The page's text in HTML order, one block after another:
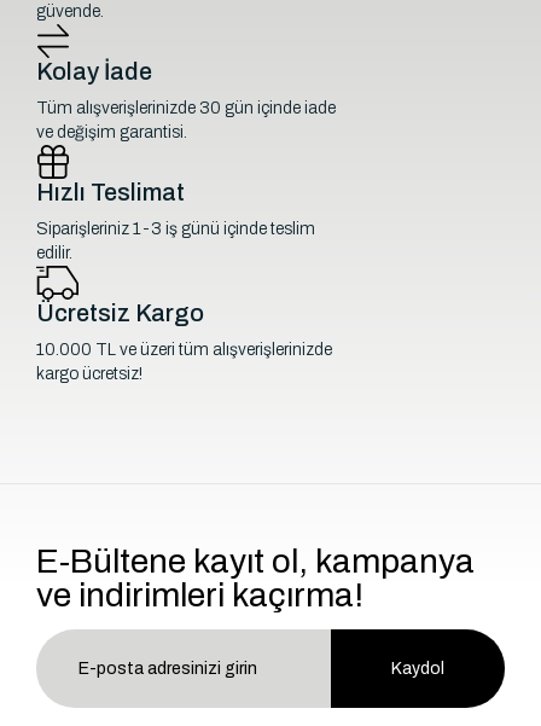
güvende.
Kolay İade
Tüm alışverişlerinizde 30 gün içinde iade
ve değişim garantisi.
Hızlı Teslimat
Siparişleriniz 1-3 iş günü içinde teslim
edilir.
Ücretsiz Kargo
10.000 TL ve üzeri tüm alışverişlerinizde
kargo ücretsiz!
E-Bültene kayıt ol, kampanya
ve indirimleri kaçırma!
Kaydol